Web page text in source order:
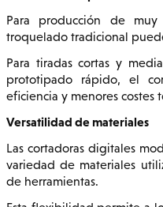
Para producción de
troquelado tradicional
Para tiradas cortas y
prototipado rápido, el
eficiencia y menores costes
Versatilidad de materiales
Las cortadoras digitales
variedad de materiales
de herramientas.